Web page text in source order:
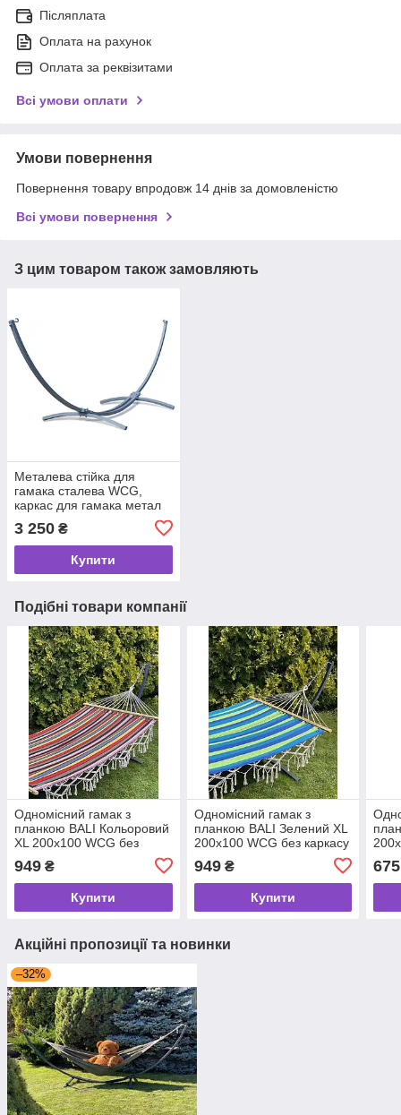
Післяплата
Оплата на рахунок
Оплата за реквізитами
Всі умови оплати
Умови повернення
Повернення товару впродовж 14 днів за домовленістю
Всі умови повернення
З цим товаром також замовляють
Металева стійка для
гамака сталева WCG,
каркас для гамака метал
3 250 ₴
Купити
Подібні товари компанії
Одномісний гамак з
планкою BALI Кольоровий
XL 200х100 WCG без
949 ₴
Купити
Одномісний гамак з
планкою BALI Зелений XL
200х100 WCG без каркасу
949₴
Купити
675
Акційні пропозиції та новинки
–32%